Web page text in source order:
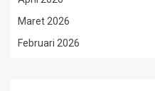
Maret 2026
Februari 2026